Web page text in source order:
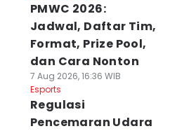
PMWC 2026:
Jadwal, Daftar Tim,
Format, Prize Pool,
dan Cara Nonton
7 Aug 2026, 16:36 WIB
Esports
Regulasi
Pencemaran Udara